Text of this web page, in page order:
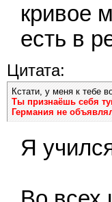
кривое
есть в
Цитата:
Кстати, у меня к тебе
Ты признаёшь себя
Германия не
Я